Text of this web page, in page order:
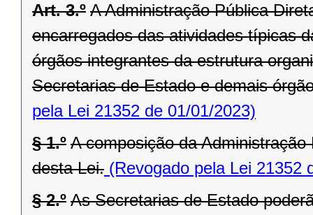
Art. 3.º A Administração Pública
encarregados das atividades típicas
órgãos integrantes da estrutura
Secretarias de Estado e demais
pela Lei 21352 de 01/01/2023)
§ 1.º A composição da
desta Lei. (Revogado pela Lei 21352
§ 2.º As Secretarias de Estado